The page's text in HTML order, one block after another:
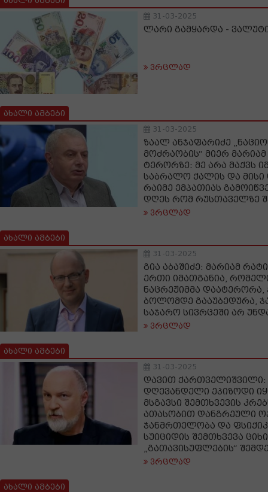
31-03-2025
ლარი გამყარდა -
ვრცლად
ახალი ამბები
31-03-2025
ზაალ ანჯაფარიძე
მოძრაობის“ მიერ
ტერორზე: მე არა მაქვს
საბრალო ქალის და მისი
რაიმე ემპათიას
დღეს რომ რუსთაველზე
ვრცლად
ახალი ამბები
31-03-2025
გია აბაშიძე: მარიამ
ერთი იმათგანია,
ნაცრეჟიმმა დაატერორა,
ბოლომდე გააუბედურა,
საჯარო სივრცეში არ
ვრცლად
ახალი ამბები
31-03-2025
დავით ქართველიშვილი:
დღევანდელი ეპიზოდი
მსგავსი შემთხვევის
ათასობით დანგრეული
ჯანმრთელობა და
სუიციდის შემთხვევა
„გათავისუფლების“
ვრცლად
ახალი ამბები